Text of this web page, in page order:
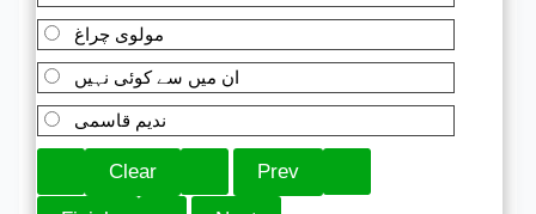
مولوی چراغ
ان میں سے کوئی نہیں
ندیم قاسمی